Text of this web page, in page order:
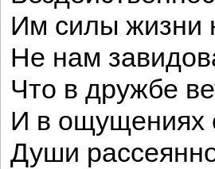
Им силы жизни
Не нам
Что в дружбе
И в ощущениях
Души